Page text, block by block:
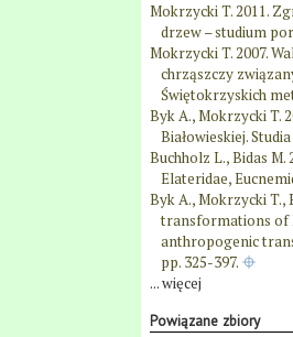
Mokrzycki T. 2011.
drzew – studium
Mokrzycki T. 2007.
chrząszczy
Świętokrzyskich
Byk A., Mokrzycki T.
Białowieskiej.
Buchholz L., Bidas
Elateridae,
Byk A., Mokrzycki T.,
transformations of
anthropogenic
pp. 325-397.
...więcej
Powiązane zbiory